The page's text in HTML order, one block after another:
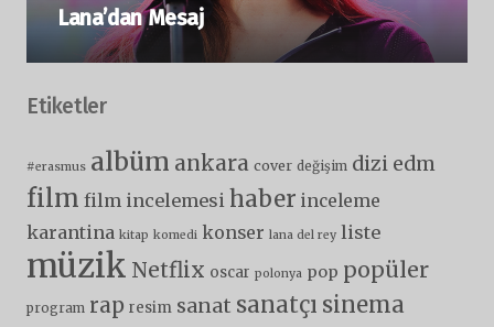
Lana’dan Mesaj
Etiketler
#erasmus albüm ankara cover değişim dizi edm
film film incelemesi haber inceleme
karantina kitap komedi konser lana del rey liste
müzik Netflix oscar polonya pop popüler
program rap resim sanat sanatçı sinema